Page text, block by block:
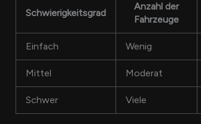
Schwierigkeitsgrad
Anzahl der
Fahrzeuge
Einfach Wenig
Mittel Moderat
Schwer Viele